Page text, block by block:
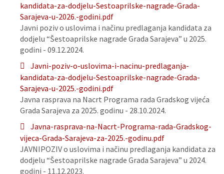
kandidata-za-dodjelu-Sestoaprilske-nagrade-Grada-
Sarajeva-u-2026.-godini.pdf
Javni poziv o uslovima i načinu predlaganja kandidata za
dodjelu “Šestoaprilske nagrade Grada Sarajeva” u 2025.
godini - 09.12.2024.
Javni-poziv-o-uslovima-i-nacinu-predlaganja-
kandidata-za-dodjelu-Sestoaprilske-nagrade-Grada-
Sarajeva-u-2025.-godini.pdf
Javna rasprava na Nacrt Programa rada Gradskog vijeća
Grada Sarajeva za 2025. godinu - 28.10.2024.
Javna-rasprava-na-Nacrt-Programa-rada-Gradskog-
vijeca-Grada-Sarajeva-za-2025.-godinu.pdf
JAVNIPOZIV o uslovima i načinu predlaganja kandidata za
dodjelu “Šestoaprilske nagrade Grada Sarajeva” u 2024.
godini - 11.12.2023.